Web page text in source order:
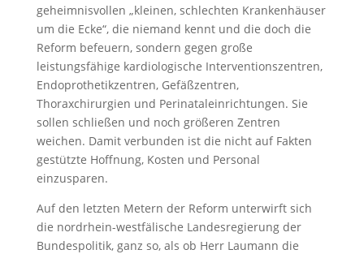
geheimnisvollen „kleinen, schlechten Krankenhäuser
um die Ecke“, die niemand kennt und die doch die
Reform befeuern, sondern gegen große
leistungsfähige kardiologische Interventionszentren,
Endoprothetikzentren, Gefäßzentren,
Thoraxchirurgien und Perinataleinrichtungen. Sie
sollen schließen und noch größeren Zentren
weichen. Damit verbunden ist die nicht auf Fakten
gestützte Hoffnung, Kosten und Personal
einzusparen.
Auf den letzten Metern der Reform unterwirft sich
die nordrhein-westfälische Landesregierung der
Bundespolitik, ganz so, als ob Herr Laumann die